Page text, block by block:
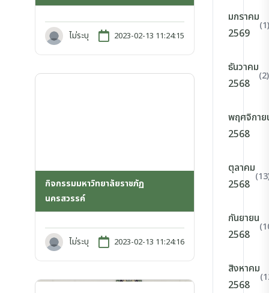
ไม่ระบุ 2023-02-13 11:24:15
กิจกรรมมหาวิทยาลัยราชภัฏ
นครสวรรค์
ไม่ระบุ 2023-02-13 11:24:16
มกราคม
2569
(1)
ธันวาคม
2568
(2)
พฤศจิกาย
2568
ตุลาคม
2568
กันยายน
2568
สิงหาคม
2568